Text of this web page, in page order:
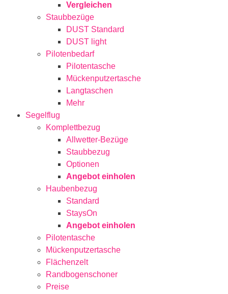
Vergleichen
Staubbezüge
DUST Standard
DUST light
Pilotenbedarf
Pilotentasche
Mückenputzertasche
Langtaschen
Mehr
Segelflug
Komplettbezug
Allwetter-Bezüge
Staubbezug
Optionen
Angebot einholen
Haubenbezug
Standard
StaysOn
Angebot einholen
Pilotentasche
Mückenputzertasche
Flächenzelt
Randbogenschoner
Preise